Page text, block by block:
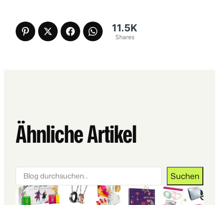
11.5K
Shares
Ähnliche Artikel
Suchen Suchen